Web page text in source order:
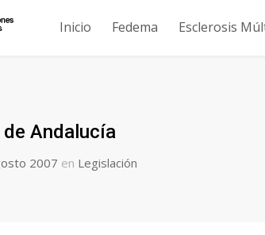
Inicio Fedema Esclerosis
Andalucía
2007 en Legislación